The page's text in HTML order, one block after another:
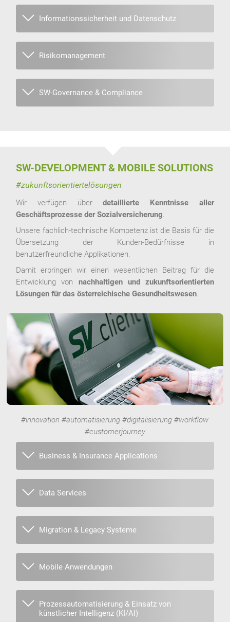
Informationssicherheit und Datenschutz
Risikomanagement
SW-Governance & Compliance
SW-DEVELOPMENT & MOBILE SOLUTIONS
#zukunftsorientiertelösungen
Wir verfügen überdetaillierte Kenntnisse aller
Geschäftsprozesse der Sozialversicherung.
Unsere fachlich-technische Kompetenz ist die Basis für die
Übersetzung der Kunden-Bedürfnisse in
benutzerfreundliche Applikationen.
Damit erbringen wir einen wesentlichen Beitrag für die
Entwicklung von nachhaltigen und zukunftsorientierten
Lösungen für das österreichische Gesundheitswesen.
#innovation #automatisierung #digitalisierung #workflow
#customerjourney
Business & Insurance Applications
Data Services
Migration & Legacy Systeme
Mobile Anwendungen
Prozessautomatisierung & Einsatz von
künstlicher Intelligenz (KI/AI)